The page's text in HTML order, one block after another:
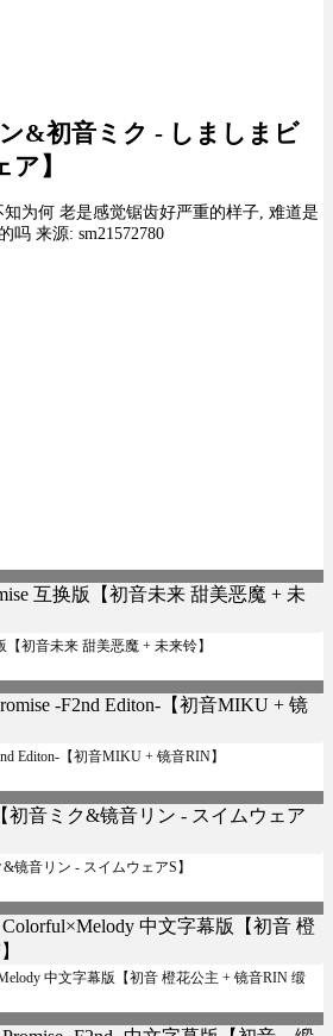
&初音ミク - しましまビ
】
为何 老是感觉锯齿好严重的样子, 难道是
吗 来源: sm21572780
【初音未来 甜美恶魔 + 未来铃】
Editon-【初音MIKU + 镜音RIN】
镜音リン - スイムウェアS】
中文字幕版【初音 橙花公主 + 镜音RIN 缎